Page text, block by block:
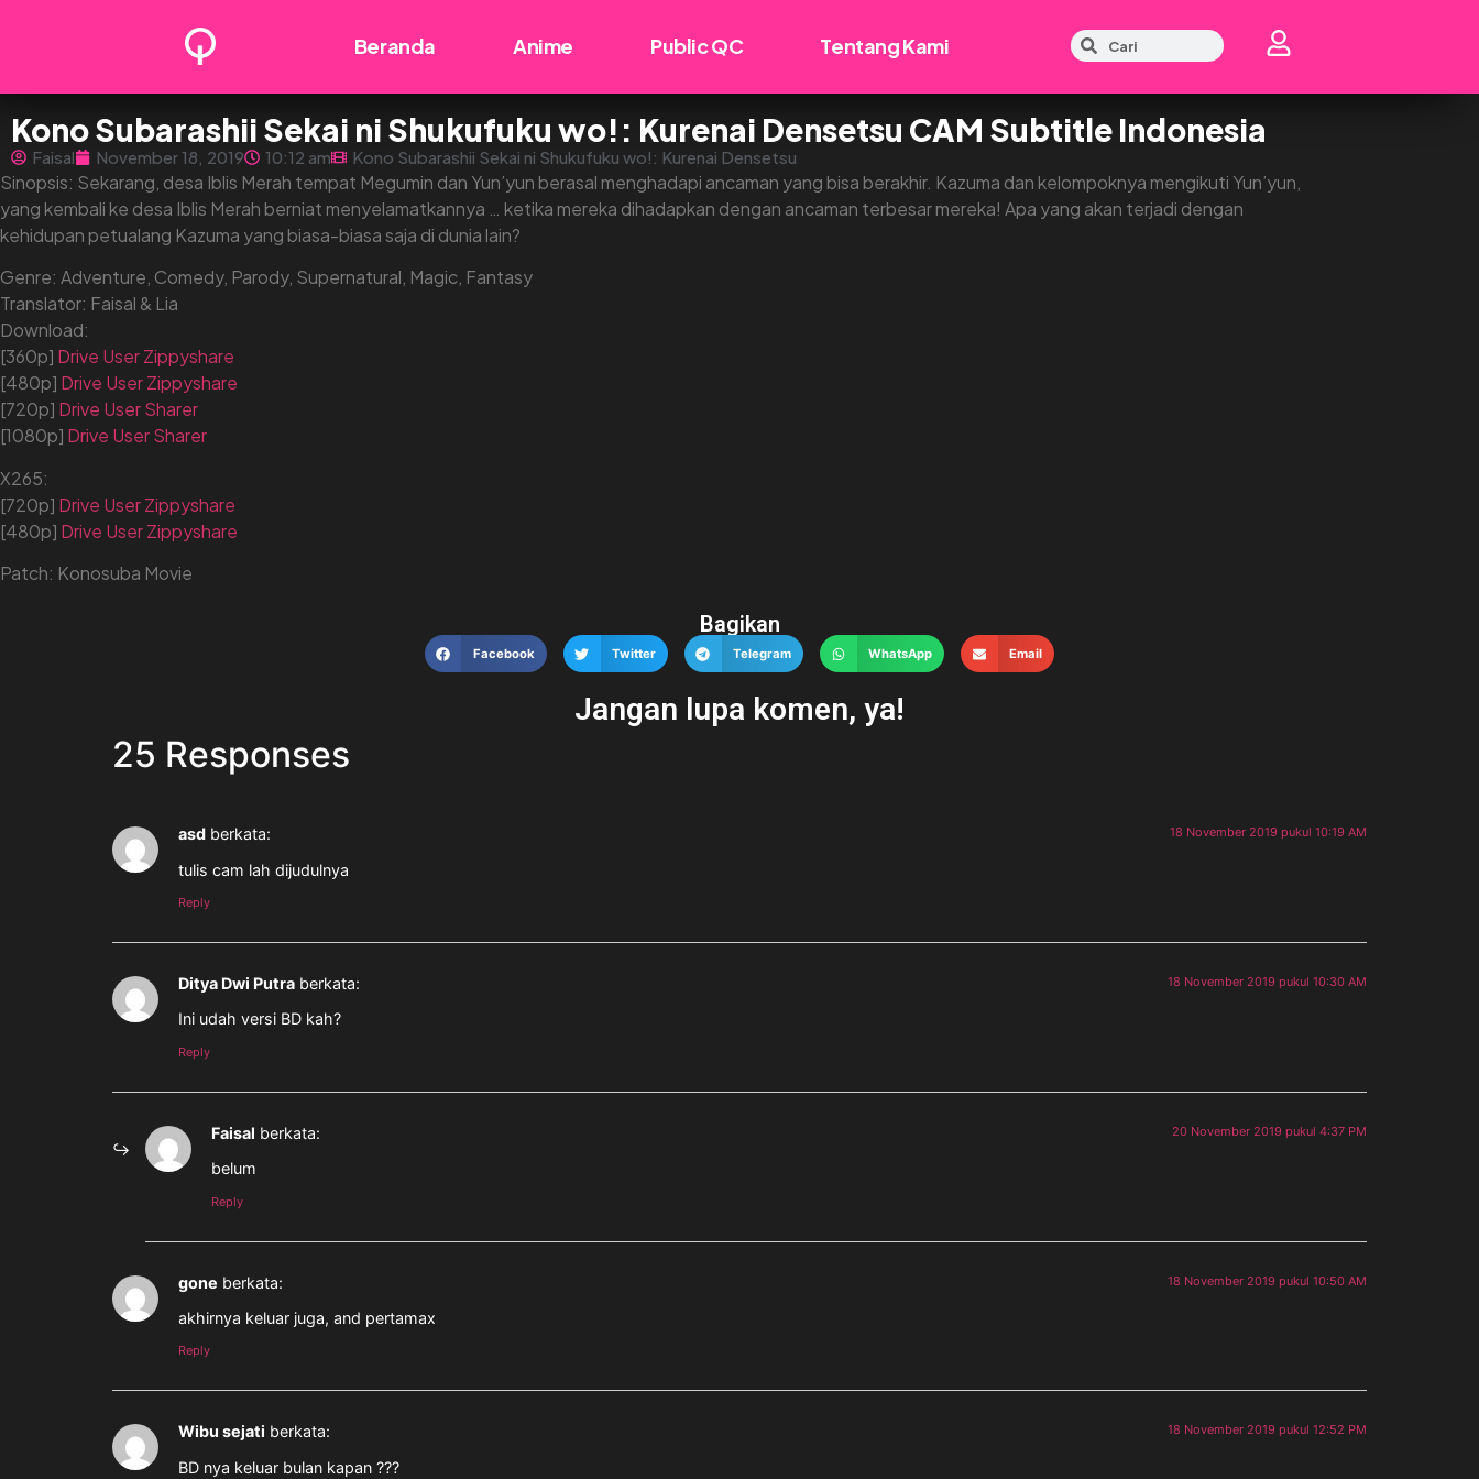
Beranda Anime Public QC Tentang Kami
Kono Subarashii Sekai ni Shukufuku wo!: Kurenai Densetsu CAM Subtitle Indonesia
Faisal November 18, 2019 10:12 am Kono Subarashii Sekai ni Shukufuku wo!: Kurenai Densetsu
Sinopsis: Sekarang, desa Iblis Merah tempat Megumin dan Yun’yun berasal menghadapi ancaman yang bisa berakhir. Kazuma dan kelompoknya mengikuti Yun’yun,
yang kembali ke desa Iblis Merah berniat menyelamatkannya … ketika mereka dihadapkan dengan ancaman terbesar mereka! Apa yang akan terjadi dengan
kehidupan petualang Kazuma yang biasa-biasa saja di dunia lain?
Genre: Adventure, Comedy, Parody, Supernatural, Magic, Fantasy
Translator: Faisal & Lia
Download:
[360p] Drive UserZippyshare
[480p] Drive UserZippyshare
[720p] Drive UserSharer
[1080p] Drive UserSharer
X265:
[720p] Drive UserZippyshare
[480p] Drive UserZippyshare
Patch: Konosuba Movie
Bagikan
Facebook Twitter Telegram WhatsApp Email
Jangan lupa komen, ya!
25 Responses
asd berkata: 18 November 2019 pukul 10:19 AM
tulis cam lah dijudulnya
Reply
Ditya Dwi Putra berkata: 18 November 2019 pukul 10:30 AM
Ini udah versi BD kah?
Reply
Faisal berkata: 20 November 2019 pukul 4:37 PM
belum
Reply
gone berkata: 18 November 2019 pukul 10:50 AM
akhirnya keluar juga, and pertamax
Reply
Wibu sejati berkata: 18 November 2019 pukul 12:52 PM
BD nya keluar bulan kapan ???